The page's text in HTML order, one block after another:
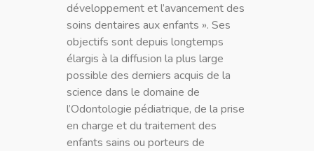
développement et l’avancement des
soins dentaires aux enfants ». Ses
objectifs sont depuis longtemps
élargis à la diffusion la plus large
possible des derniers acquis de la
science dans le domaine de
l’Odontologie pédiatrique, de la prise
en charge et du traitement des
enfants sains ou porteurs de